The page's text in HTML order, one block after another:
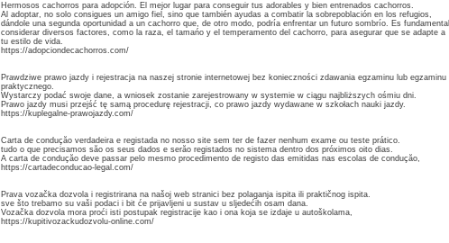
Hermosos cachorros para adopción. El mejor lugar para conseguir tus adorables y bien entrenados cachorros.
Al adoptar, no solo consigues un amigo fiel, sino que también ayudas a combatir la sobrepoblación en los refugios,
dándole una segunda oportunidad a un cachorro que, de otro modo, podría enfrentar un futuro sombrío. Es fundamental
considerar diversos factores, como la raza, el tamańo y el temperamento del cachorro, para asegurar que se adapte a
tu estilo de vida.
https://adopciondecachorros.com/
Prawdziwe prawo jazdy i rejestracja na naszej stronie internetowej bez konieczności zdawania egzaminu lub egzaminu
praktycznego.
Wystarczy podać swoje dane, a wniosek zostanie zarejestrowany w systemie w ciągu najbliższych ośmiu dni.
Prawo jazdy musi przejść tę samą procedurę rejestracji, co prawo jazdy wydawane w szkołach nauki jazdy.
https://kuplegalne-prawojazdy.com/
Carta de conduçăo verdadeira e registada no nosso site sem ter de fazer nenhum exame ou teste prático.
tudo o que precisamos săo os seus dados e serăo registados no sistema dentro dos próximos oito dias.
A carta de conduçăo deve passar pelo mesmo procedimento de registo das emitidas nas escolas de conduçăo,
https://cartadeconducao-legal.com/
Prava vozačka dozvola i registrirana na našoj web stranici bez polaganja ispita ili praktičnog ispita.
sve što trebamo su vaši podaci i bit će prijavljeni u sustav u sljedećih osam dana.
Vozačka dozvola mora proći isti postupak registracije kao i ona koja se izdaje u autoškolama,
https://kupitivozackudozvolu-online.com/